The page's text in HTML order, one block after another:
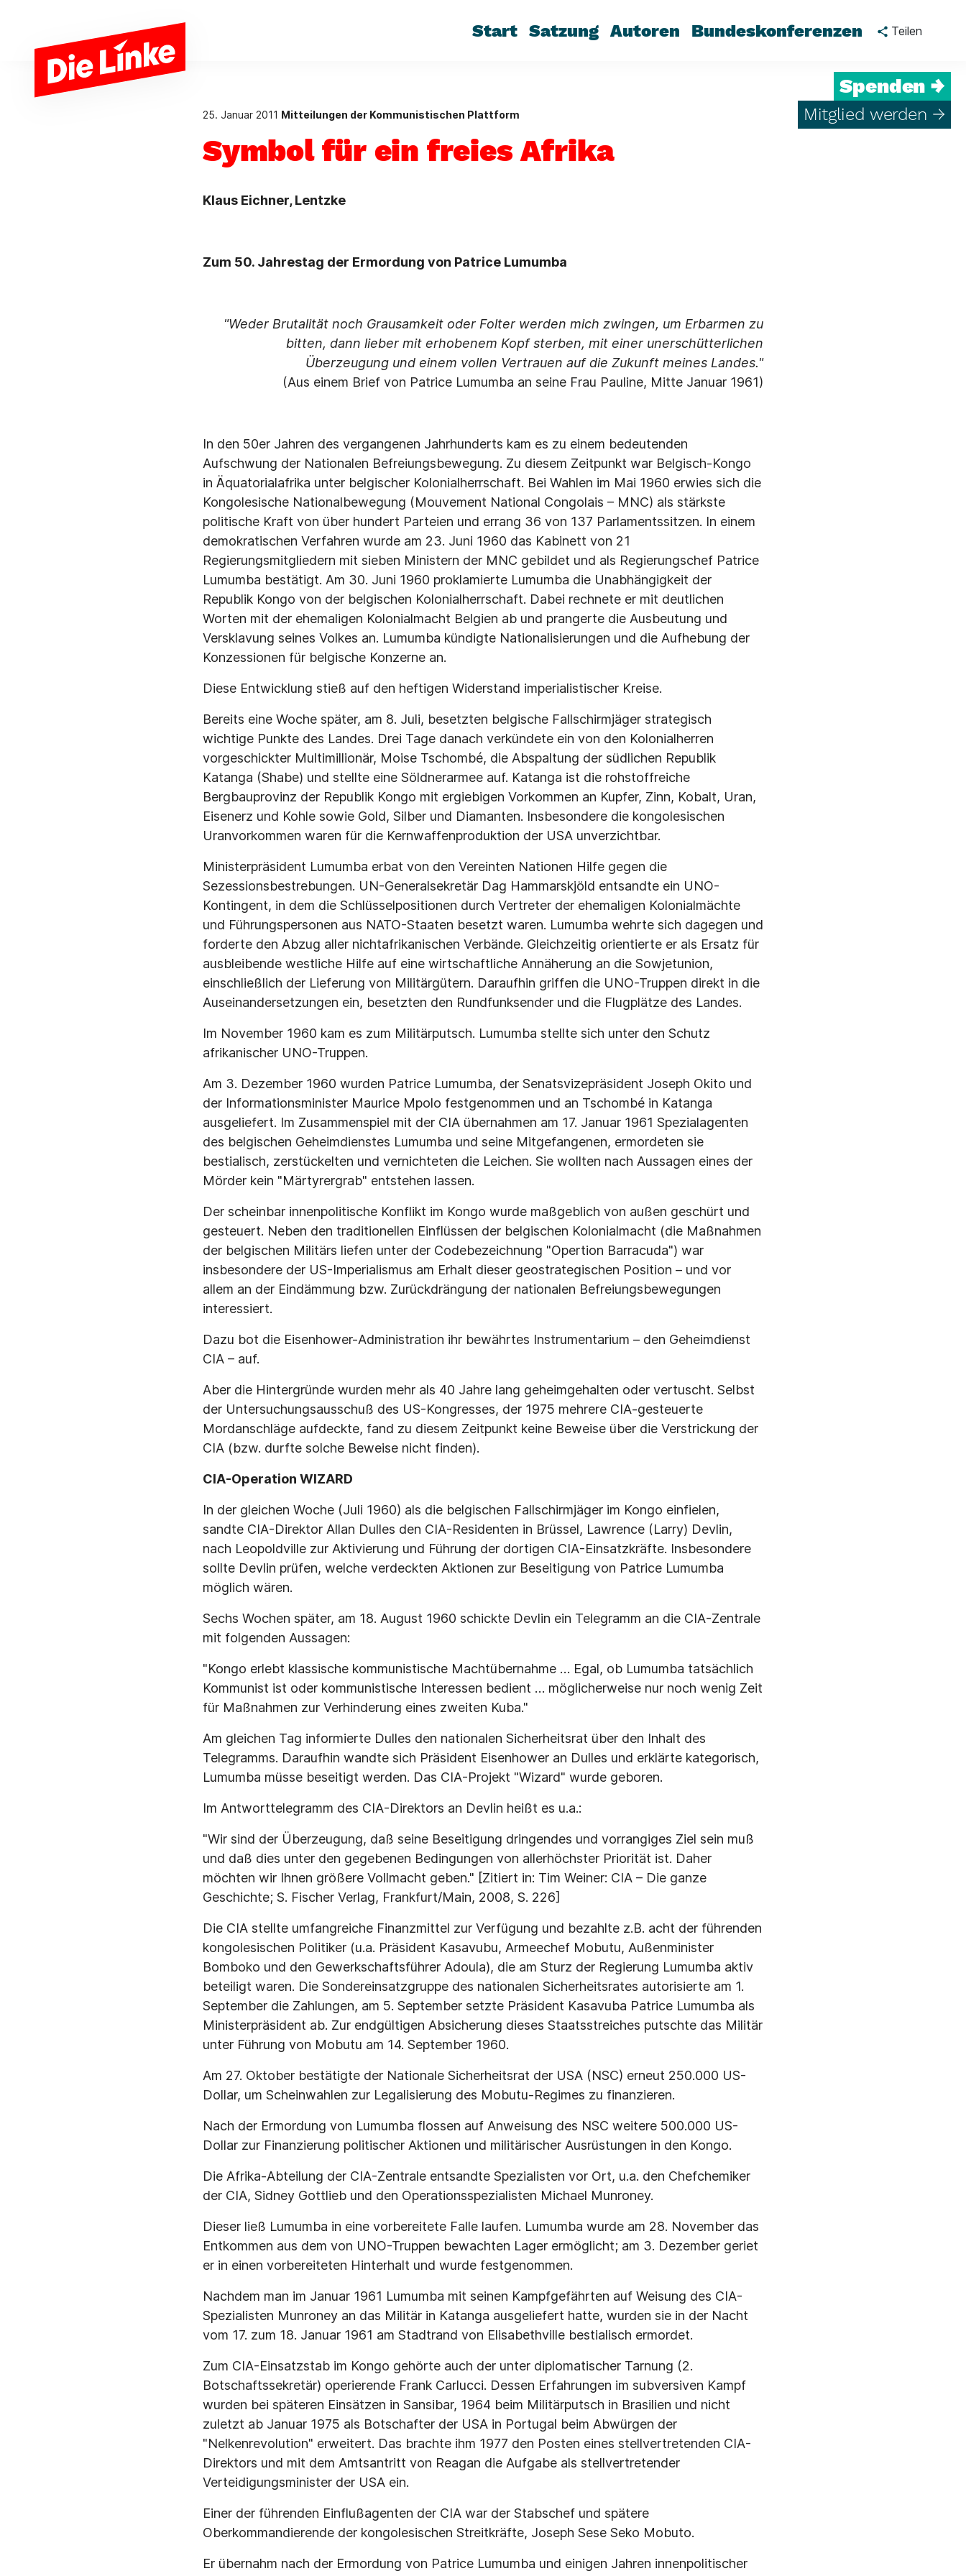
Start Satzung Autoren Bundeskonferenzen Teilen
Spenden →
Mitglied werden →
25. Januar 2011 Mitteilungen der Kommunistischen Plattform
Symbol für ein freies Afrika
Klaus Eichner, Lentzke
Zum 50. Jahrestag der Ermordung von Patrice Lumumba
"Weder Brutalität noch Grausamkeit oder Folter werden mich zwingen, um Erbarmen zu
bitten, dann lieber mit erhobenem Kopf sterben, mit einer unerschütterlichen
Überzeugung und einem vollen Vertrauen auf die Zukunft meines Landes."
(Aus einem Brief von Patrice Lumumba an seine Frau Pauline, Mitte Januar 1961)
In den 50er Jahren des vergangenen Jahrhunderts kam es zu einem bedeutenden
Aufschwung der Nationalen Befreiungsbewegung. Zu diesem Zeitpunkt war Belgisch-Kongo
in Äquatorialafrika unter belgischer Kolonialherrschaft. Bei Wahlen im Mai 1960 erwies sich die
Kongolesische Nationalbewegung (Mouvement National Congolais – MNC) als stärkste
politische Kraft von über hundert Parteien und errang 36 von 137 Parlamentssitzen. In einem
demokratischen Verfahren wurde am 23. Juni 1960 das Kabinett von 21
Regierungsmitgliedern mit sieben Ministern der MNC gebildet und als Regierungschef Patrice
Lumumba bestätigt. Am 30. Juni 1960 proklamierte Lumumba die Unabhängigkeit der
Republik Kongo von der belgischen Kolonialherrschaft. Dabei rechnete er mit deutlichen
Worten mit der ehemaligen Kolonialmacht Belgien ab und prangerte die Ausbeutung und
Versklavung seines Volkes an. Lumumba kündigte Nationalisierungen und die Aufhebung der
Konzessionen für belgische Konzerne an.
Diese Entwicklung stieß auf den heftigen Widerstand imperialistischer Kreise.
Bereits eine Woche später, am 8. Juli, besetzten belgische Fallschirmjäger strategisch
wichtige Punkte des Landes. Drei Tage danach verkündete ein von den Kolonialherren
vorgeschickter Multimillionär, Moise Tschombé, die Abspaltung der südlichen Republik
Katanga (Shabe) und stellte eine Söldnerarmee auf. Katanga ist die rohstoffreiche
Bergbauprovinz der Republik Kongo mit ergiebigen Vorkommen an Kupfer, Zinn, Kobalt, Uran,
Eisenerz und Kohle sowie Gold, Silber und Diamanten. Insbesondere die kongolesischen
Uranvorkommen waren für die Kernwaffenproduktion der USA unverzichtbar.
Ministerpräsident Lumumba erbat von den Vereinten Nationen Hilfe gegen die
Sezessionsbestrebungen. UN-Generalsekretär Dag Hammarskjöld entsandte ein UNO-
Kontingent, in dem die Schlüsselpositionen durch Vertreter der ehemaligen Kolonialmächte
und Führungspersonen aus NATO-Staaten besetzt waren. Lumumba wehrte sich dagegen und
forderte den Abzug aller nichtafrikanischen Verbände. Gleichzeitig orientierte er als Ersatz für
ausbleibende westliche Hilfe auf eine wirtschaftliche Annäherung an die Sowjetunion,
einschließlich der Lieferung von Militärgütern. Daraufhin griffen die UNO-Truppen direkt in die
Auseinandersetzungen ein, besetzten den Rundfunksender und die Flugplätze des Landes.
Im November 1960 kam es zum Militärputsch. Lumumba stellte sich unter den Schutz
afrikanischer UNO-Truppen.
Am 3. Dezember 1960 wurden Patrice Lumumba, der Senatsvizepräsident Joseph Okito und
der Informationsminister Maurice Mpolo festgenommen und an Tschombé in Katanga
ausgeliefert. Im Zusammenspiel mit der CIA übernahmen am 17. Januar 1961 Spezialagenten
des belgischen Geheimdienstes Lumumba und seine Mitgefangenen, ermordeten sie
bestialisch, zerstückelten und vernichteten die Leichen. Sie wollten nach Aussagen eines der
Mörder kein "Märtyrergrab" entstehen lassen.
Der scheinbar innenpolitische Konflikt im Kongo wurde maßgeblich von außen geschürt und
gesteuert. Neben den traditionellen Einflüssen der belgischen Kolonialmacht (die Maßnahmen
der belgischen Militärs liefen unter der Codebezeichnung "Opertion Barracuda") war
insbesondere der US-Imperialismus am Erhalt dieser geostrategischen Position – und vor
allem an der Eindämmung bzw. Zurückdrängung der nationalen Befreiungsbewegungen
interessiert.
Dazu bot die Eisenhower-Administration ihr bewährtes Instrumentarium – den Geheimdienst
CIA – auf.
Aber die Hintergründe wurden mehr als 40 Jahre lang geheimgehalten oder vertuscht. Selbst
der Untersuchungsausschuß des US-Kongresses, der 1975 mehrere CIA-gesteuerte
Mordanschläge aufdeckte, fand zu diesem Zeitpunkt keine Beweise über die Verstrickung der
CIA (bzw. durfte solche Beweise nicht finden).
CIA-Operation WIZARD
In der gleichen Woche (Juli 1960) als die belgischen Fallschirmjäger im Kongo einfielen,
sandte CIA-Direktor Allan Dulles den CIA-Residenten in Brüssel, Lawrence (Larry) Devlin,
nach Leopoldville zur Aktivierung und Führung der dortigen CIA-Einsatzkräfte. Insbesondere
sollte Devlin prüfen, welche verdeckten Aktionen zur Beseitigung von Patrice Lumumba
möglich wären.
Sechs Wochen später, am 18. August 1960 schickte Devlin ein Telegramm an die CIA-Zentrale
mit folgenden Aussagen:
"Kongo erlebt klassische kommunistische Machtübernahme … Egal, ob Lumumba tatsächlich
Kommunist ist oder kommunistische Interessen bedient … möglicherweise nur noch wenig Zeit
für Maßnahmen zur Verhinderung eines zweiten Kuba."
Am gleichen Tag informierte Dulles den nationalen Sicherheitsrat über den Inhalt des
Telegramms. Daraufhin wandte sich Präsident Eisenhower an Dulles und erklärte kategorisch,
Lumumba müsse beseitigt werden. Das CIA-Projekt "Wizard" wurde geboren.
Im Antworttelegramm des CIA-Direktors an Devlin heißt es u.a.:
"Wir sind der Überzeugung, daß seine Beseitigung dringendes und vorrangiges Ziel sein muß
und daß dies unter den gegebenen Bedingungen von allerhöchster Priorität ist. Daher
möchten wir Ihnen größere Vollmacht geben." [Zitiert in: Tim Weiner: CIA – Die ganze
Geschichte; S. Fischer Verlag, Frankfurt/Main, 2008, S. 226]
Die CIA stellte umfangreiche Finanzmittel zur Verfügung und bezahlte z.B. acht der führenden
kongolesischen Politiker (u.a. Präsident Kasavubu, Armeechef Mobutu, Außenminister
Bomboko und den Gewerkschaftsführer Adoula), die am Sturz der Regierung Lumumba aktiv
beteiligt waren. Die Sondereinsatzgruppe des nationalen Sicherheitsrates autorisierte am 1.
September die Zahlungen, am 5. September setzte Präsident Kasavuba Patrice Lumumba als
Ministerpräsident ab. Zur endgültigen Absicherung dieses Staatsstreiches putschte das Militär
unter Führung von Mobutu am 14. September 1960.
Am 27. Oktober bestätigte der Nationale Sicherheitsrat der USA (NSC) erneut 250.000 US-
Dollar, um Scheinwahlen zur Legalisierung des Mobutu-Regimes zu finanzieren.
Nach der Ermordung von Lumumba flossen auf Anweisung des NSC weitere 500.000 US-
Dollar zur Finanzierung politischer Aktionen und militärischer Ausrüstungen in den Kongo.
Die Afrika-Abteilung der CIA-Zentrale entsandte Spezialisten vor Ort, u.a. den Chefchemiker
der CIA, Sidney Gottlieb und den Operationsspezialisten Michael Munroney.
Dieser ließ Lumumba in eine vorbereitete Falle laufen. Lumumba wurde am 28. November das
Entkommen aus dem von UNO-Truppen bewachten Lager ermöglicht; am 3. Dezember geriet
er in einen vorbereiteten Hinterhalt und wurde festgenommen.
Nachdem man im Januar 1961 Lumumba mit seinen Kampfgefährten auf Weisung des CIA-
Spezialisten Munroney an das Militär in Katanga ausgeliefert hatte, wurden sie in der Nacht
vom 17. zum 18. Januar 1961 am Stadtrand von Elisabethville bestialisch ermordet.
Zum CIA-Einsatzstab im Kongo gehörte auch der unter diplomatischer Tarnung (2.
Botschaftssekretär) operierende Frank Carlucci. Dessen Erfahrungen im subversiven Kampf
wurden bei späteren Einsätzen in Sansibar, 1964 beim Militärputsch in Brasilien und nicht
zuletzt ab Januar 1975 als Botschafter der USA in Portugal beim Abwürgen der
"Nelkenrevolution" erweitert. Das brachte ihm 1977 den Posten eines stellvertretenden CIA-
Direktors und mit dem Amtsantritt von Reagan die Aufgabe als stellvertretender
Verteidigungsminister der USA ein.
Einer der führenden Einflußagenten der CIA war der Stabschef und spätere
Oberkommandierende der kongolesischen Streitkräfte, Joseph Sese Seko Mobuto.
Er übernahm nach der Ermordung von Patrice Lumumba und einigen Jahren innenpolitischer